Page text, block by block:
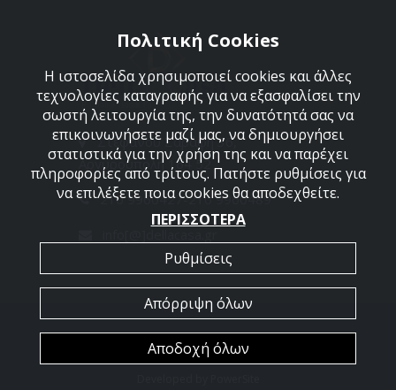
Στεφάνου Σαράφη 36,
Αργυρούπολη 164 52
210 9960427-210 9960489
2026 @ All Rights Reserved - Dellacasa
Πολιτική Cookies
Η ιστοσελίδα χρησιμοποιεί cookies και άλλες
τεχνολογίες καταγραφής για να εξασφαλίσει την
σωστή λειτουργία της, την δυνατότητά σας να
επικοινωνήσετε μαζί μας, να δημιουργήσει
στατιστικά για την χρήση της και να παρέχει
πληροφορίες από τρίτους. Πατήστε ρυθμίσεις για
να επιλέξετε ποια cookies θα αποδεχθείτε.
ΠΕΡΙΣΣΟΤΕΡΑ
Ρυθμίσεις
Απόρριψη όλων
Αποδοχή όλων